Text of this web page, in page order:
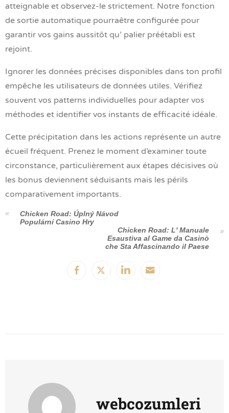
atteignable et observez-le strictement. Notre fonction
de sortie automatique pourraêtre configurée pour
garantir vos gains aussitôt qu’ palier préétabli est
rejoint.
Ignorer les données précises disponibles dans ton profil
empêche les utilisateurs de données utiles. Vérifiez
souvent vos patterns individuelles pour adapter vos
méthodes et identifier vos instants de efficacité idéale.
Cette précipitation dans les actions représente un autre
écueil fréquent. Prenez le moment d’examiner toute
circonstance, particulièrement aux étapes décisives où
les bonus deviennent séduisants mais les périls
comparativement importants.
Chicken Road: Úplný Návod
Populární Casino Hry
Chicken Road: L' Manuale
Esaustiva al Game da Casinò
che Sta Affascinando il Paese
webcozumleri